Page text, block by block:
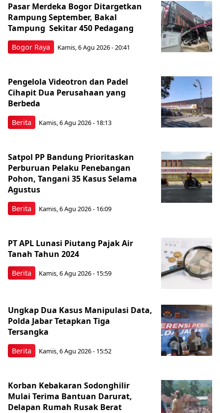
Bogor Raya
Pasar Merdeka Bogor Ditargetkan
Rampung September, Bakal
Tampung Sekitar 450 Pedagang
Kamis, 6 Agu 2026 - 20:41
Berita
Pengelola Videotron dan Padel
Cihapit Dua Perusahaan yang
Berbeda
Kamis, 6 Agu 2026 - 18:13
Berita
Satpol PP Bandung Prioritaskan
Perburuan Pelaku Penebangan
Pohon, Tangani 35 Kasus Selama
Agustus
Kamis, 6 Agu 2026 - 16:09
Berita
PT APL Lunasi Piutang Pajak Air
Tanah Tahun 2024
Kamis, 6 Agu 2026 - 15:59
Berita
Ungkap Dua Kasus Manipulasi Data,
Polda Jabar Tetapkan Tiga
Tersangka
Kamis, 6 Agu 2026 - 15:52
Korban Kebakaran Sodonghilir
Mulai Terima Bantuan Darurat,
Delapan Rumah Rusak Berat